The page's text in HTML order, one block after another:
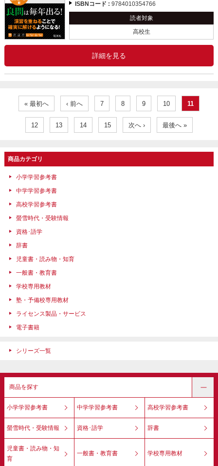
ISBNコード :9784010354766
読者対象
高校生
詳細を見る
« 最初へ ‹ 前へ 7 8 9 10 11
12 13 14 15 次へ › 最後へ »
商品カテゴリ
小学学習参考書
中学学習参考書
高校学習参考書
螢雪時代・受験情報
資格･語学
辞書
児童書・読み物・知育
一般書・教育書
学校専用教材
塾・予備校専用教材
ライセンス製品・サービス
電子書籍
シリーズ一覧
商品を探す
小学学習参考書 中学学習参考書 高校学習参考書
螢雪時代・受験情報 資格･語学 辞書
児童書・読み物・知
育
一般書・教育書 学校専用教材